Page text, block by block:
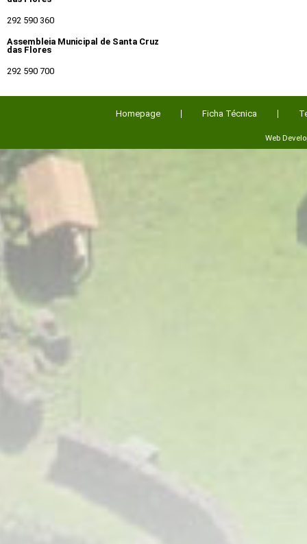
292 590 360
Assembleia Municipal de Santa Cruz
das Flores
292 590 700
Homepage Ficha Técnica
Web